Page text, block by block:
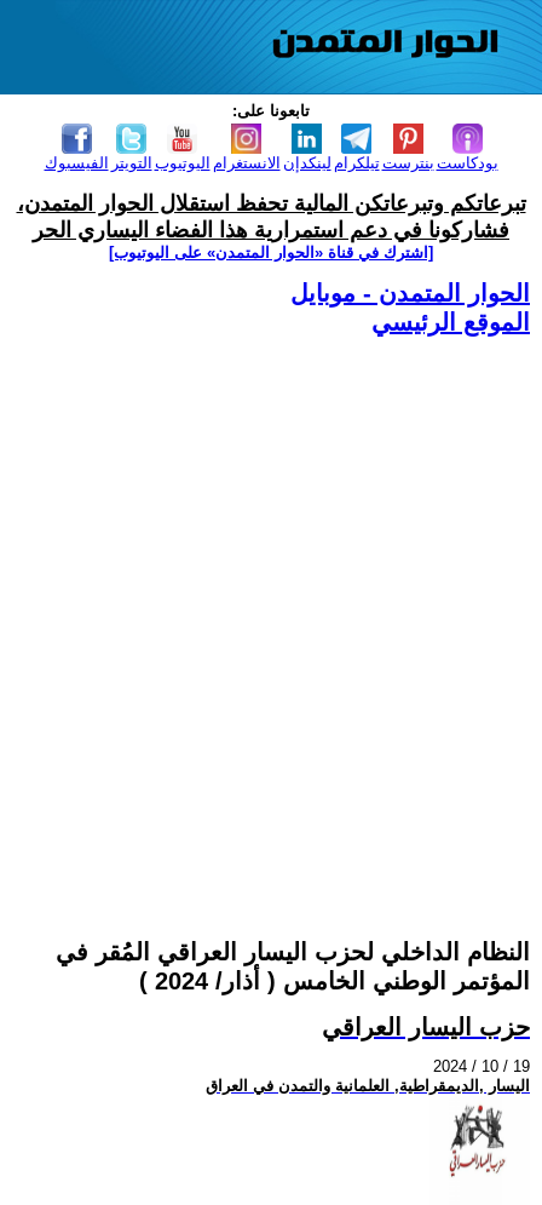
تابعونا على:
الفيسبوك التويتر اليوتيوب الانستغرام لينكدإن تيلكرامبنترست بودكاست
تبرعاتكم وتبرعاتكن المالية تحفظ استقلال الحوار المتمدن،
فشاركونا في دعم استمرارية هذا الفضاء اليساري الحر
[اشترك في قناة ‫«الحوار المتمدن» على اليوتيوب]
الحوار المتمدن - موبايل
الموقع الرئيسي
النظام الداخلي لحزب اليسار العراقي المُقر في
المؤتمر الوطني الخامس ( أذار/ 2024 )
حزب اليسار العراقي
2024 / 10 / 19
اليسار ,الديمقراطية, العلمانية والتمدن في العراق